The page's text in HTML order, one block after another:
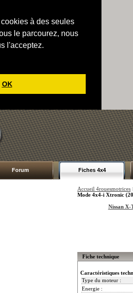
à des seules
le parcourez, nous
l'acceptez.
OK
Forum Fiches 4x4
Accueil 4rouesmotrices
Mode 4x4-i Xtronic
Nissan
Fiche technique
Caractéristiques
Type du moteur :
Energie :